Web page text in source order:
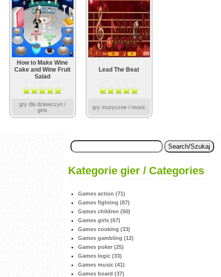
How to Make Wine
Cake and Wine Fruit
Salad
gry dla dziewczyn /
girls
Lead The Beat
gry muzyczne / music
Kategorie gier / Categories
Games action (71)
Games fighting (87)
Games children (50)
Games girls (67)
Games cooking (33)
Games gambling (12)
Games poker (25)
Games logic (33)
Games music (41)
Games board (37)